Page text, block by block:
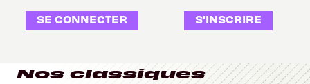
SE CONNECTER S'INSCRIRE
Nos classiques